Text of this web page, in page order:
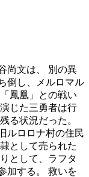
尚文は、 別の異
倒し、メルロマル
鳳凰」との戦い
じた三勇者は行
る状況だった。
ルロロナ村の住民
として売られた
として、ラフタ
加する。 救いを